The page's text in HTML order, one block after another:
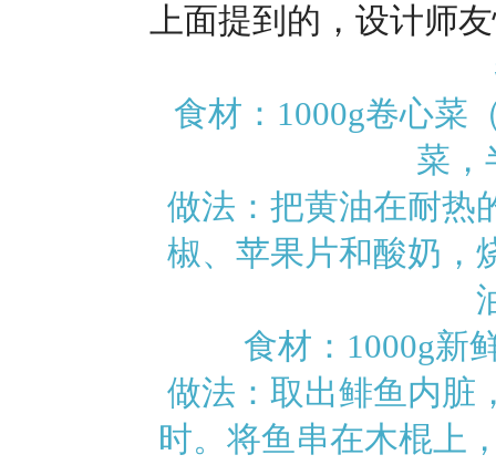
上面提到的，设计师
食材：1000g卷心菜
菜，
做法：把黄油在耐热
椒、苹果片和酸奶，
食材：1000g新
做法：取出鲱鱼内脏
时。将鱼串在木棍上